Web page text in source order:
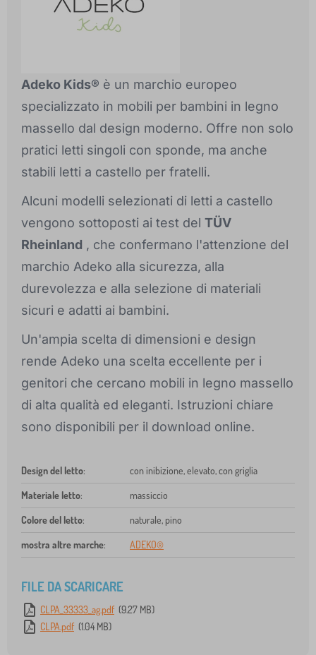
Adeko Kids® è un marchio europeo
specializzato in mobili per bambini in legno
massello dal design moderno. Offre non solo
pratici letti singoli con sponde, ma anche
stabili letti a castello per fratelli.
Alcuni modelli selezionati di letti a castello
vengono sottoposti ai test del TÜV
Rheinland , che confermano l'attenzione del
marchio Adeko alla sicurezza, alla
durevolezza e alla selezione di materiali
sicuri e adatti ai bambini.
Un'ampia scelta di dimensioni e design
rende Adeko una scelta eccellente per i
genitori che cercano mobili in legno massello
di alta qualità ed eleganti. Istruzioni chiare
sono disponibili per il download online.
Design del letto: con inibizione, elevato, con griglia
Materiale letto: massiccio
Colore del letto: naturale, pino
mostra altre marche: ADEKO®
FILE DA SCARICARE
CLPA_33333_ag.pdf (9.27 MB)
CLPA.pdf (1.04 MB)